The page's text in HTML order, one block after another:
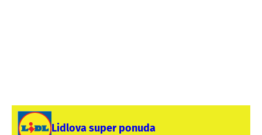
Lidlova super ponuda